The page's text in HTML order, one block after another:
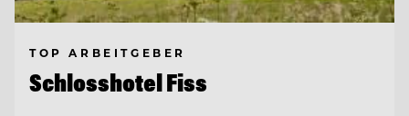
TOP ARBEITGEBER
Schlosshotel Fiss